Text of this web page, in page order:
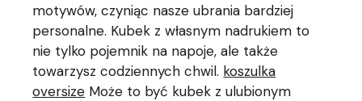
motywów, czyniąc nasze ubrania bardziej
personalne. Kubek z własnym nadrukiem to
nie tylko pojemnik na napoje, ale także
towarzysz codziennych chwil. koszulka
oversize Może to być kubek z ulubionym